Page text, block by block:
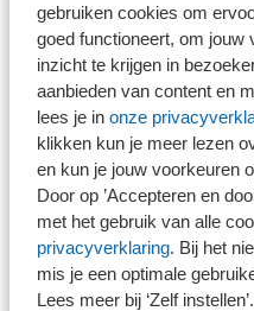
gebruiken cookies om
goed functioneert, om jouw
inzicht te krijgen in
aanbieden van content en
lees je in onze
klikken kun je meer lezen
en kun je jouw voorkeuren
Door op ’Accepteren en
met het gebruik van alle
privacyverklaring. Bij het
mis je een optimale
Lees meer bij ‘Zelf instellen’.
SRA - Manager
I.H.L. (Irene)
SRA-Vaktechniek
mr. B.A.W.M. (Bart)
SRA-Vaktechniek
mr. J. (Judith) van
SRA -